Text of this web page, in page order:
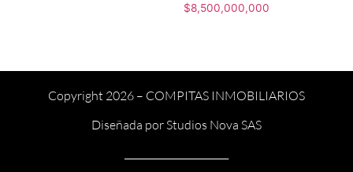
$8,500,000,000
Copyright 2026 – COMPITAS INMOBILIARIOS
Diseñada porStudios Nova SAS